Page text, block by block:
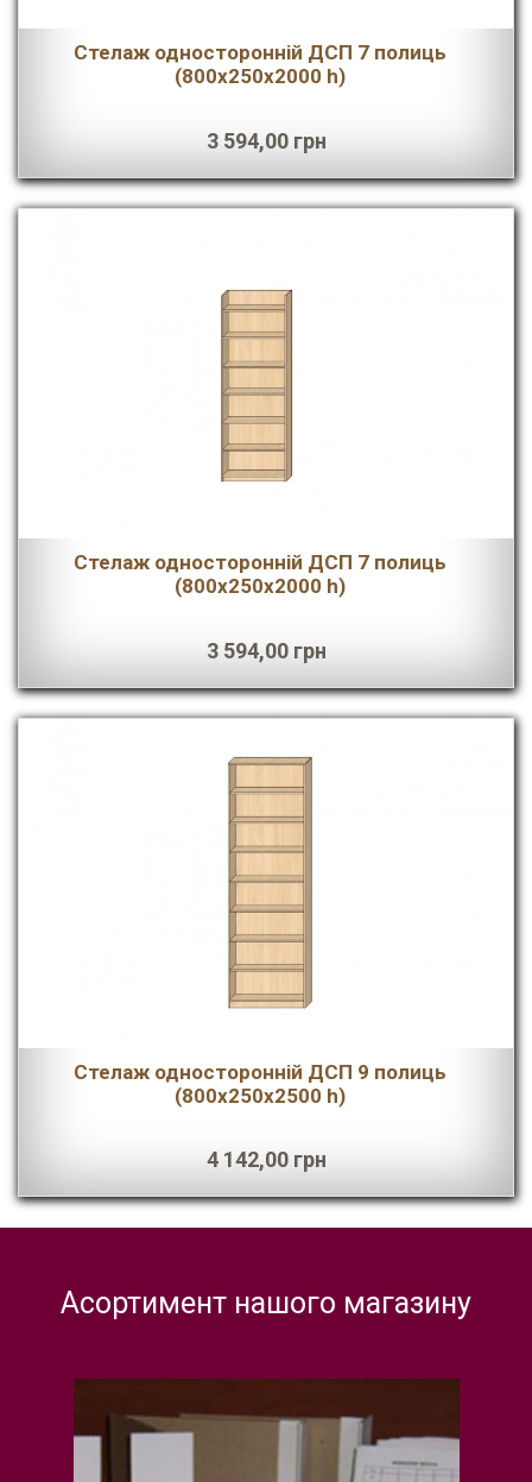
Стелаж односторонній ДСП 7 полиць
(800х250х2000 h)
3 594,00 грн
Стелаж односторонній ДСП 7 полиць
(800х250х2000 h)
3 594,00 грн
Стелаж односторонній ДСП 9 полиць
(800х250х2500 h)
4 142,00 грн
Асортимент нашого магазину